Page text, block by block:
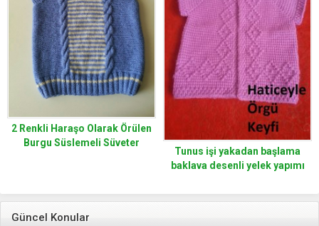
2 Renkli Haraşo Olarak Örülen
Burgu Süslemeli Süveter
Tunus işi yakadan başlama
baklava desenli yelek yapımı
Güncel Konular